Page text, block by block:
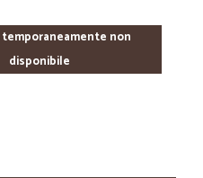
non
disponibile